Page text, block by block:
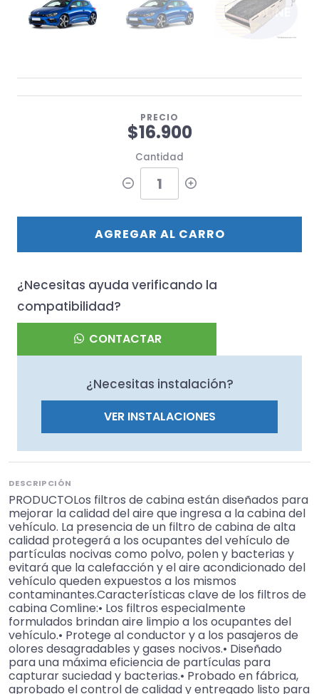
PRECIO
$16.900
Cantidad
AGREGAR AL CARRO
¿Necesitas ayuda verificando la
compatibilidad?
CONTACTAR
¿Necesitas instalación?
VER INSTALACIONES
DESCRIPCIÓN
PRODUCTOLos filtros de cabina están diseñados para
mejorar la calidad del aire que ingresa a la cabina del
vehículo. La presencia de un filtro de cabina de alta
calidad protegerá a los ocupantes del vehículo de
partículas nocivas como polvo, polen y bacterias y
evitará que la calefacción y el aire acondicionado del
vehículo queden expuestos a los mismos
contaminantes.Características clave de los filtros de
cabina Comline:• Los filtros especialmente
formulados brindan aire limpio a los ocupantes del
vehículo.• Protege al conductor y a los pasajeros de
olores desagradables y gases nocivos.• Diseñado
para una máxima eficiencia de partículas para
capturar suciedad y bacterias.• Probado en fábrica,
aprobado el control de calidad y entregado listo para